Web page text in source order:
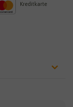
Kreditkarte